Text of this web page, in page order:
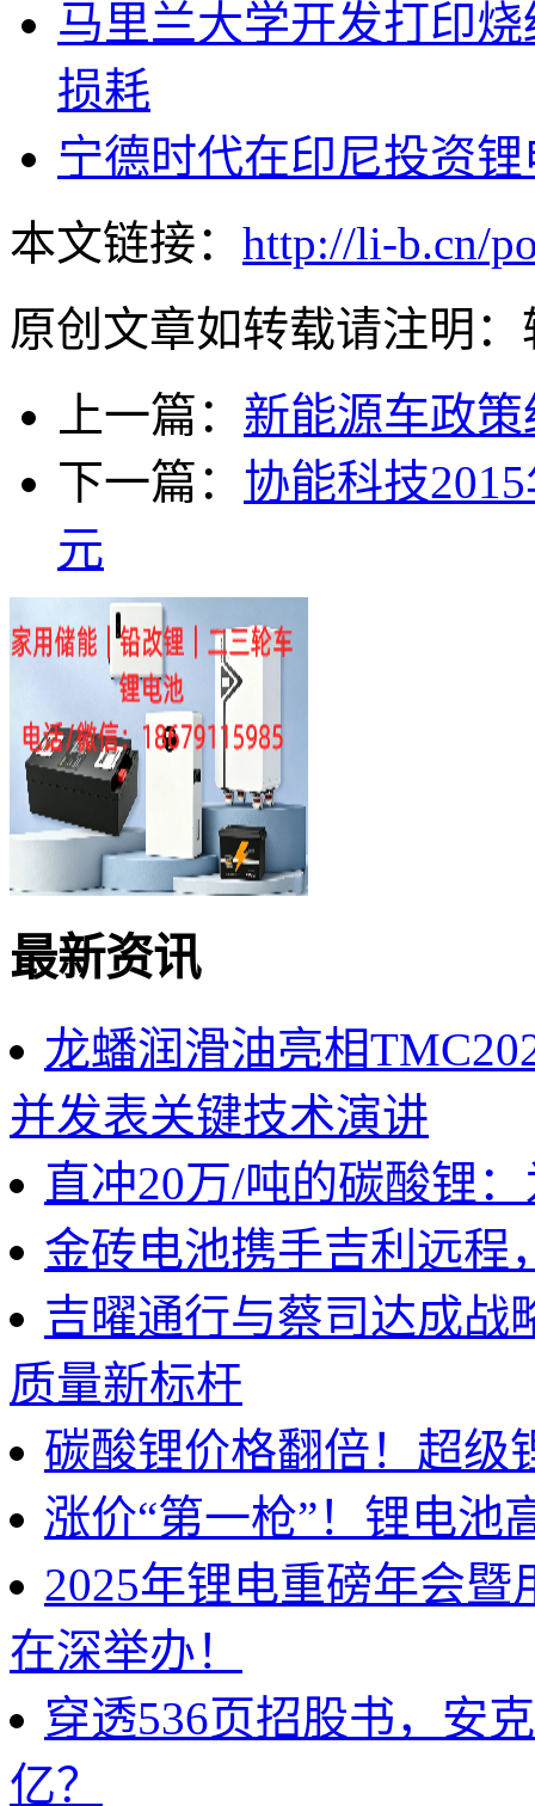
马里兰大学开发打印
损耗
宁德时代在印尼投资
本文链接： http://li-b.cn/
原创文章如转载请注明：
上一篇： 新能源车政
下一篇： 协能科技
元
最新资讯
龙蟠润滑油亮相
并发表关键技术演讲
直冲20万/吨的碳酸锂
金砖电池携手吉利远程
吉曜通行与蔡司达成战
质量新标杆
碳酸锂价格翻倍！超级
涨价“第一枪”！锂电池
2025年锂电重磅年会
在深举办！
穿透536页招股书，安
亿？